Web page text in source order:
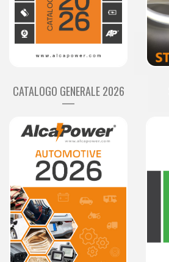
CATALOGO GENERALE 2026